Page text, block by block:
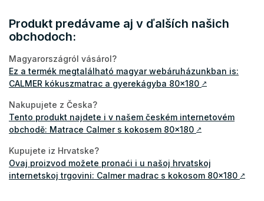
Produkt predávame aj v ďalších našich
obchodoch:
Magyarországról vásárol?
Ez a termék megtalálható magyar webáruházunkban is:
CALMER kókuszmatrac a gyerekágyba 80x180 ↗
Nakupujete z Česka?
Tento produkt najdete i v našem českém internetovém
obchodě: Matrace Calmer s kokosem 80x180 ↗
Kupujete iz Hrvatske?
Ovaj proizvod možete pronaći i u našoj hrvatskoj
internetskoj trgovini: Calmer madrac s kokosom 80x180 ↗